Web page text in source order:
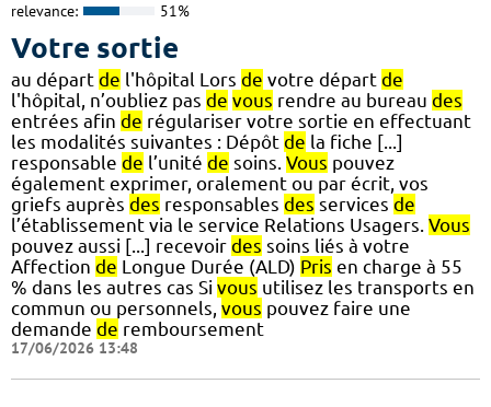
relevance: 51%
Votre sortie
au départ de l'hôpital Lors de votre départ de
l'hôpital, n’oubliez pas de vous rendre au bureau des
entrées afin de régulariser votre sortie en effectuant
les modalités suivantes : Dépôt de la fiche [...]
responsable de l’unité de soins. Vous pouvez
également exprimer, oralement ou par écrit, vos
griefs auprès des responsables des services de
l’établissement via le service Relations Usagers. Vous
pouvez aussi [...] recevoir des soins liés à votre
Affection de Longue Durée (ALD) Pris en charge à 55
% dans les autres cas Si vous utilisez les transports en
commun ou personnels, vous pouvez faire une
demande de remboursement
17/06/2026 13:48